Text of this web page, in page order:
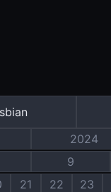
2024
9
21 22 23